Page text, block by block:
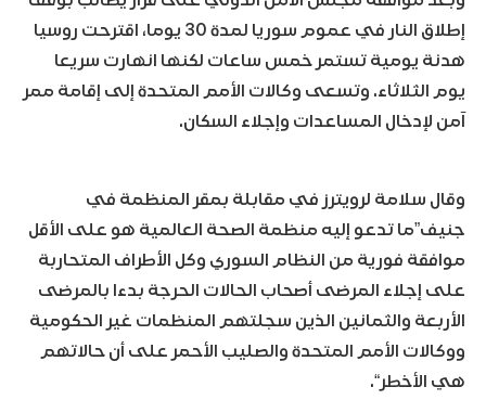
إطلاق النار في عموم سوريا لمدة 30 يوما، اقترحت روسيا
هدنة يومية تستمر خمس ساعات لكنها انهارت سريعا
يوم الثلاثاء. وتسعى وكالات الأمم المتحدة إلى إقامة ممر
آمن لإدخال المساعدات وإجلاء السكان.
وقال سلامة لرويترز في مقابلة بمقر المنظمة في
جنيف”ما تدعو إليه منظمة الصحة العالمية هو على الأقل
موافقة فورية من النظام السوري وكل الأطراف المتحاربة
على إجلاء المرضى أصحاب الحالات الحرجة بدءا بالمرضى
الأربعة والثمانين الذين سجلتهم المنظمات غير الحكومية
ووكالات الأمم المتحدة والصليب الأحمر على أن حالاتهم
هي الأخطر“.